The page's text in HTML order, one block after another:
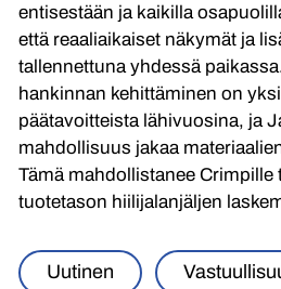
entisestään ja kaikilla
että reaaliaikaiset näkymät ja
tallennettuna yhdessä
hankinnan kehittäminen on
päätavoitteista lähivuosina, ja
mahdollisuus jakaa
Tämä mahdollistanee
tuotetason hiilijalanjäljen
Uutinen